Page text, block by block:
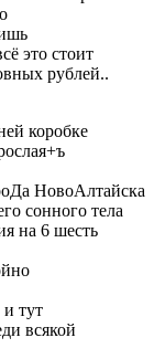
это стоит
рублей..
коробке
НовоАлтайска
сонного тела
на 6 шесть
тут
всякой